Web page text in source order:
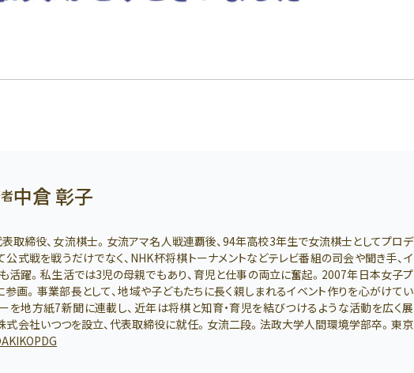
中倉 彰子
取締役、女流棋士。女流アマ名人戦連覇後、94年高校3年生で女流棋士としてプロデ
公式戦を戦うだけでなく、NHK杯将棋トーナメントなどテレビ番組の司会や聞き手、イ
活躍。私生活では3児の母親でもあり、育児と仕事の両立に奮起。2007年日本女子プ
画。事業部長として、地域や子どもたちに長く親しまれるイベント作りを心がけてい
を地方紙7新聞に連載し、近年は将棋と知育・育児を結びつけるような活動を広く展
式会社いつつを設立、代表取締役に就任。女流二段。法政大学人間環境学部卒。東京